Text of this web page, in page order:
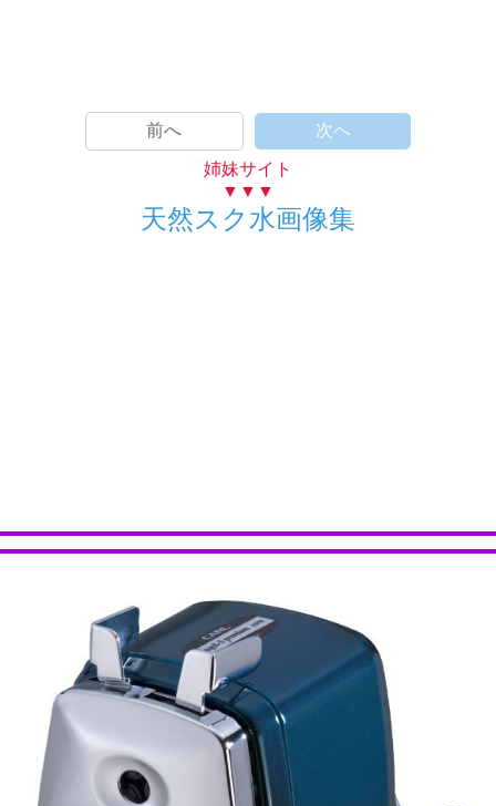
前へ 次へ
姉妹サイト
▼▼▼
天然スク水画像集